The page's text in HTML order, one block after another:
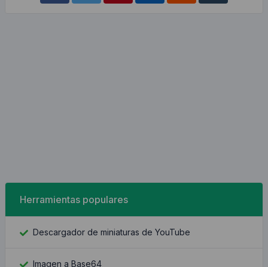
Herramientas populares
Descargador de miniaturas de YouTube
Imagen a Base64